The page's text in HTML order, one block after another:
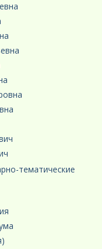
тематические